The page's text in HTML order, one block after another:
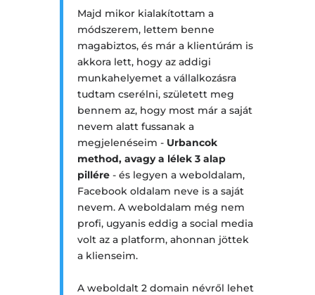
Majd mikor kialakítottam a
módszerem, lettem benne
magabiztos, és már a klientúrám is
akkora lett, hogy az addigi
munkahelyemet a vállalkozásra
tudtam cserélni, született meg
bennem az, hogy most már a saját
nevem alatt fussanak a
megjelenéseim - Urbancok
method, avagy a lélek 3 alap
pillére- és legyen a weboldalam,
Facebook oldalam neve is a saját
nevem. A weboldalam még nem
profi, ugyanis eddig a social media
volt az a platform, ahonnan jöttek
a klienseim.
A weboldalt 2 domain névről lehet